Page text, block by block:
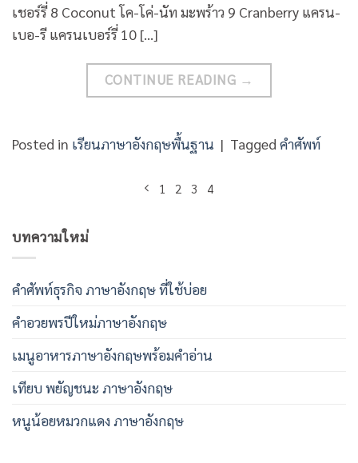
เชอร์รี่ 8 Coconut โค-โค่-นัท มะพร้าว 9 Cranberry แครน-
เบอ-รี แครนเบอร์รี่ 10 […]
CONTINUE READING →
Posted in เรียนภาษาอังกฤษพื้นฐาน | Tagged คำศัพท์
1 2 3 4
บทความใหม่
คําศัพท์ธุรกิจ ภาษาอังกฤษ ที่ใช้บ่อย
คําอวยพรปีใหม่ภาษาอังกฤษ
เมนูอาหารภาษาอังกฤษพร้อมคําอ่าน
เทียบ พยัญชนะ ภาษาอังกฤษ
หนูน้อยหมวกแดง ภาษาอังกฤษ